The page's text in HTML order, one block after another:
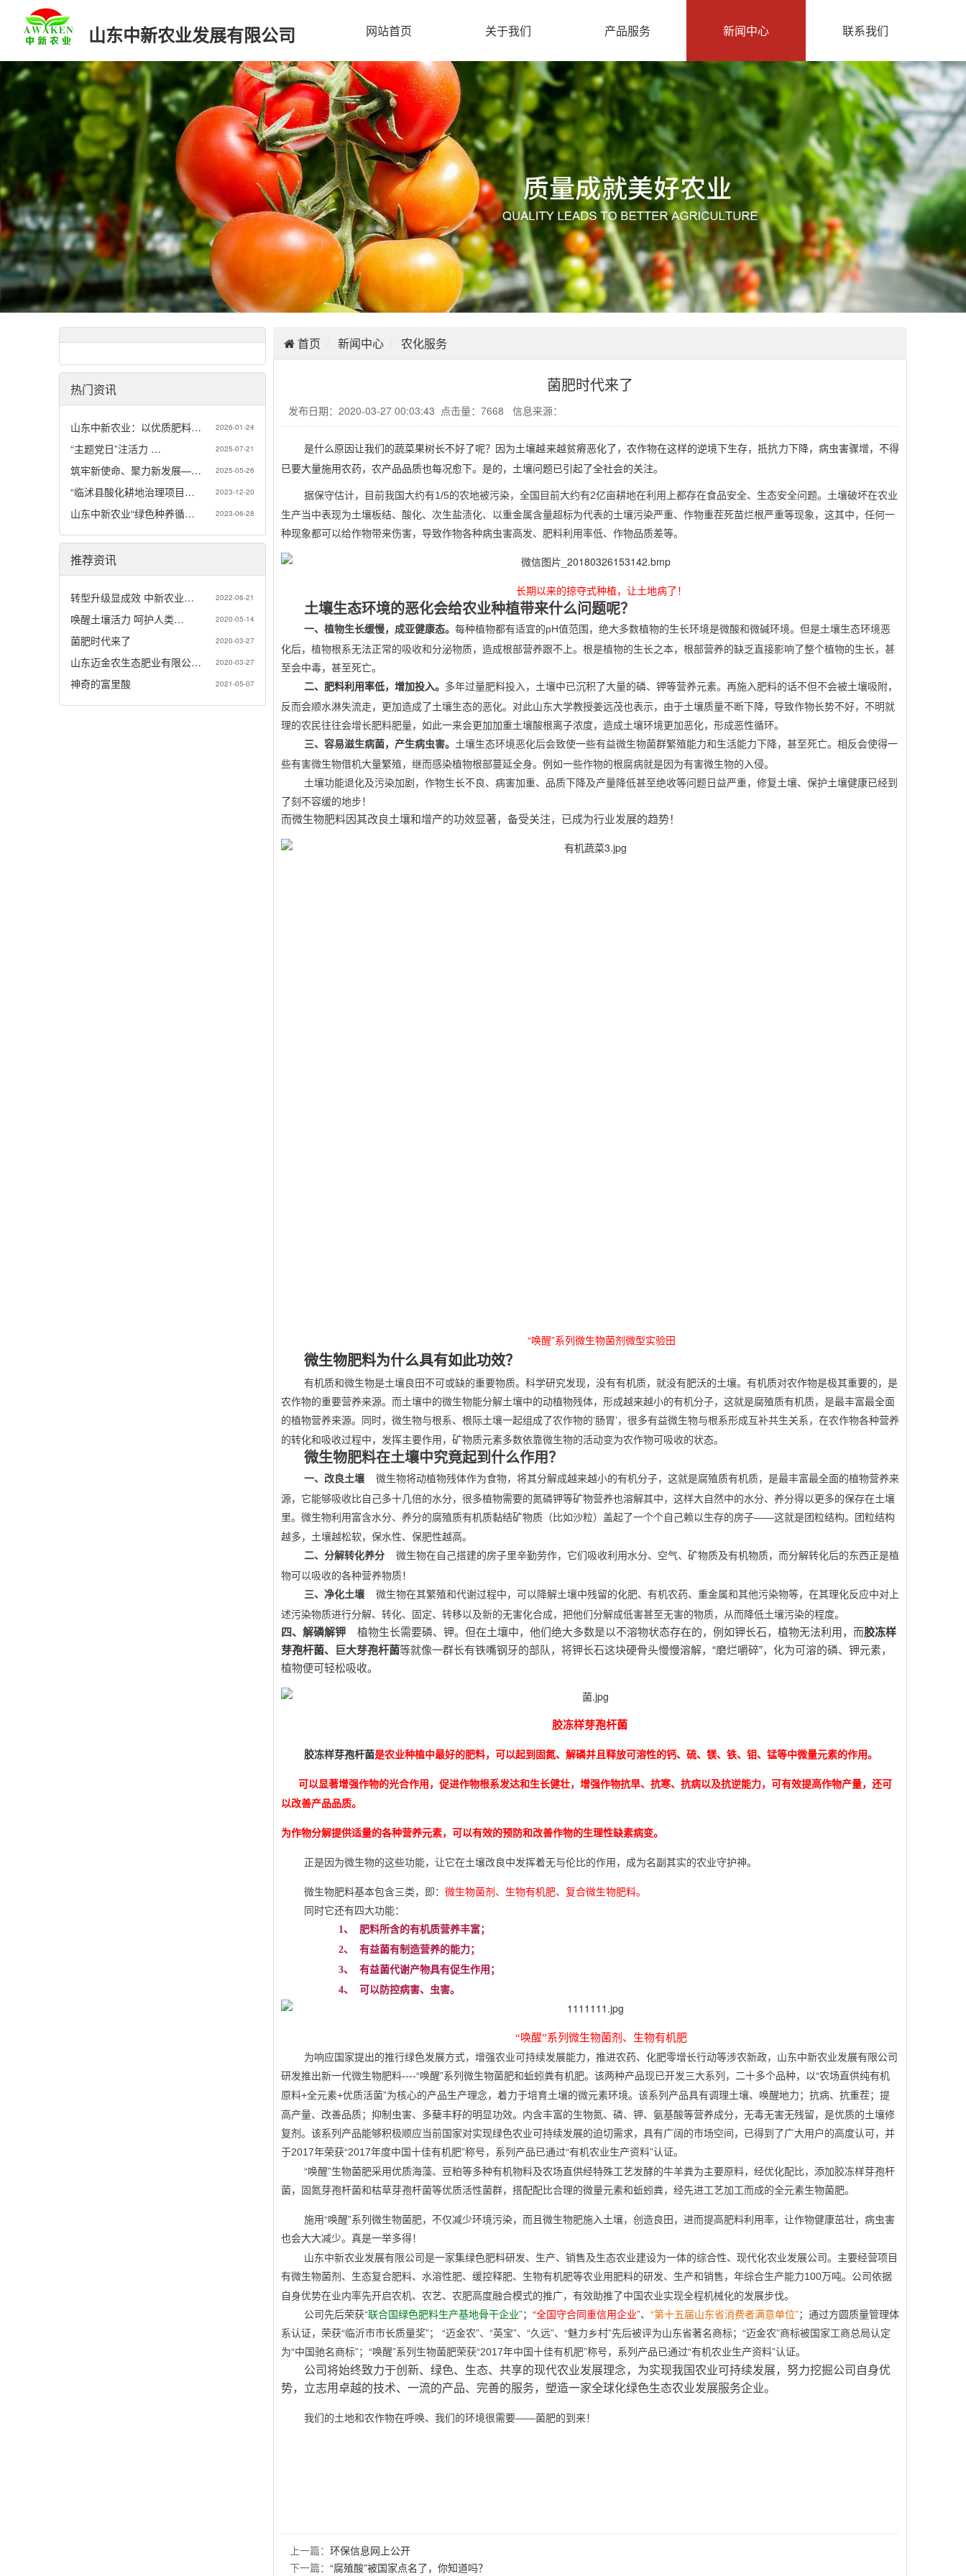
山东中新农业发展有限公司 网站首页 关于我们 产品服务 新闻中心 联系我们
热门资讯
山东中新农业：以优质肥料… 2026-01-24
“主题党日”注活力 … 2025-07-21
筑牢新使命、聚力新发展—… 2025-05-26
“临沭县酸化耕地治理项目… 2023-12-20
山东中新农业“绿色种养循… 2023-06-28
推荐资讯
转型升级显成效 中新农业… 2022-06-21
唤醒土壤活力 呵护人类… 2020-05-14
菌肥时代来了 2020-03-27
山东迈金农生态肥业有限公… 2020-03-27
神奇的富里酸 2021-05-07
首页 新闻中心 农化服务
菌肥时代来了
发布日期：2020-03-27 00:03:43 点击量：7668 信息来源：
是什么原因让我们的蔬菜果树长不好了呢？因为土壤越来越贫瘠恶化了，农作物在这样的逆境下生存，抵抗力下降，病虫害骤增，不得
已要大量施用农药，农产品品质也每况愈下。是的，土壤问题已引起了全社会的关注。
据保守估计，目前我国大约有1/5的农地被污染，全国目前大约有2亿亩耕地在利用上都存在食品安全、生态安全问题。土壤破坏在农业
生产当中表现为土壤板结、酸化、次生盐渍化、以重金属含量超标为代表的土壤污染严重、作物重茬死苗烂根严重等现象，这其中，任何一
种现象都可以给作物带来伤害，导致作物各种病虫害高发、肥料利用率低、作物品质差等。
长期以来的掠夺式种植，让土地病了！
土壤生态环境的恶化会给农业种植带来什么问题呢？
一、植物生长缓慢，成亚健康态。 每种植物都有适宜的pH值范围，绝大多数植物的生长环境是微酸和微碱环境。但是土壤生态环境恶
化后，植物根系无法正常的吸收和分泌物质，造成根部营养跟不上。根是植物的生长之本，根部营养的缺乏直接影响了整个植物的生长，甚
至会中毒，甚至死亡。
二、肥料利用率低，增加投入。 多年过量肥料投入，土壤中已沉积了大量的磷、钾等营养元素。再施入肥料的话不但不会被土壤吸附，
反而会顺水淋失流走，更加造成了土壤生态的恶化。对此山东大学教授姜远茂也表示，由于土壤质量不断下降，导致作物长势不好，不明就
理的农民往往会增长肥料肥量，如此一来会更加加重土壤酸根离子浓度，造成土壤环境更加恶化，形成恶性循环。
三、容易滋生病菌，产生病虫害。 土壤生态环境恶化后会致使一些有益微生物菌群繁殖能力和生活能力下降，甚至死亡。相反会使得一
些有害微生物借机大量繁殖，继而感染植物根部蔓延全身。例如一些作物的根腐病就是因为有害微生物的入侵。
土壤功能退化及污染加剧，作物生长不良、病害加重、品质下降及产量降低甚至绝收等问题日益严重，修复土壤、保护土壤健康已经到
了刻不容缓的地步！
而微生物肥料因其改良土壤和增产的功效显著，备受关注，已成为行业发展的趋势！
“唤醒”系列微生物菌剂微型实验田
微生物肥料为什么具有如此功效？
有机质和微生物是土壤良田不可或缺的重要物质。科学研究发现，没有有机质，就没有肥沃的土壤。有机质对农作物是极其重要的，是
农作物的重要营养来源。而土壤中的微生物能分解土壤中的动植物残体，形成越来越小的有机分子，这就是腐殖质有机质，是最丰富最全面
的植物营养来源。同时，微生物与根系、根际土壤一起组成了农作物的‘肠胃’，很多有益微生物与根系形成互补共生关系，在农作物各种营养
的转化和吸收过程中，发挥主要作用，矿物质元素多数依靠微生物的活动变为农作物可吸收的状态。
微生物肥料在土壤中究竟起到什么作用？
一、改良土壤
微生物将动植物残体作为食物，将其分解成越来越小的有机分子，这就是腐殖质有机质，是最丰富最全面的植物营养来
源，它能够吸收比自己多十几倍的水分，很多植物需要的氮磷钾等矿物营养也溶解其中，这样大自然中的水分、养分得以更多的保存在土壤
里。微生物利用富含水分、养分的腐殖质有机质黏结矿物质（比如沙粒）盖起了一个个自己赖以生存的房子——这就是团粒结构。团粒结构
越多，土壤越松软，保水性、保肥性越高。
二、分解转化养分
微生物在自己搭建的房子里辛勤劳作，它们吸收利用水分、空气、矿物质及有机物质，而分解转化后的东西正是植
物可以吸收的各种营养物质！
三、净化土壤
微生物在其繁殖和代谢过程中，可以降解土壤中残留的化肥、有机农药、重金属和其他污染物等，在其理化反应中对上
述污染物质进行分解、转化、固定、转移以及新的无害化合成，把他们分解成低害甚至无害的物质，从而降低土壤污染的程度。
四、解磷解钾 植物生长需要磷、钾。但在土壤中，他们绝大多数是以不溶物状态存在的，例如钾长石，植物无法利用，而胶冻样
芽孢杆菌、巨大芽孢杆菌等就像一群长有铁嘴钢牙的部队，将钾长石这块硬骨头慢慢溶解， “磨烂嚼碎”，化为可溶的磷、钾元素，
植物便可轻松吸收。
胶冻样芽孢杆菌
胶冻样芽孢杆菌是农业种植中最好的肥料，可以起到固氮、解磷并且释放可溶性的钙、硫、镁、铁、钼、锰等中微量元素的作用。
可以显著增强作物的光合作用，促进作物根系发达和生长健壮，增强作物抗旱、抗寒、抗病以及抗逆能力，可有效提高作物产量，还可
以改善产品品质。
为作物分解提供适量的各种营养元素，可以有效的预防和改善作物的生理性缺素病变。
正是因为微生物的这些功能，让它在土壤改良中发挥着无与伦比的作用，成为名副其实的农业守护神。
微生物肥料基本包含三类，即： 微生物菌剂、生物有机肥、复合微生物肥料。
同时它还有四大功能：
1、
肥料所含的有机质营养丰富；
2、
有益菌有制造营养的能力；
3、
有益菌代谢产物具有促生作用；
4、
可以防控病害、虫害。
“唤醒”系列微生物菌剂、生物有机肥
为响应国家提出的推行绿色发展方式，增强农业可持续发展能力，推进农药、化肥零增长行动等涉农新政，山东中新农业发展有限公司
研发推出新一代微生物肥料----“唤醒”系列微生物菌肥和蚯蚓粪有机肥。该两种产品现已开发三大系列，二十多个品种，以“农场直供纯有机
原料+全元素+优质活菌”为核心的产品生产理念，着力于培育土壤的微元素环境。该系列产品具有调理土壤、唤醒地力；抗病、抗重茬；提
高产量、改善品质；抑制虫害、多蘖丰籽的明显功效。内含丰富的生物氮、磷、钾、氨基酸等营养成分，无毒无害无残留，是优质的土壤修
复剂。该系列产品能够积极顺应当前国家对实现绿色农业可持续发展的迫切需求，具有广阔的市场空间，已得到了广大用户的高度认可，并
于2017年荣获“2017年度中国十佳有机肥”称号，系列产品已通过“有机农业生产资料”认证。
“唤醒”生物菌肥采用优质海藻、豆粕等多种有机物料及农场直供经特殊工艺发酵的牛羊粪为主要原料，经优化配比，添加胶冻样芽孢杆
菌，固氮芽孢杆菌和枯草芽孢杆菌等优质活性菌群，搭配配比合理的微量元素和蚯蚓粪，经先进工艺加工而成的全元素生物菌肥。
施用“唤醒”系列微生物菌肥，不仅减少环境污染，而且微生物肥施入土壤，创造良田，进而提高肥料利用率，让作物健康茁壮，病虫害
也会大大减少。真是一举多得！
山东中新农业发展有限公司是一家集绿色肥料研发、生产、销售及生态农业建设为一体的综合性、现代化农业发展公司。主要经营项目
有微生物菌剂、生态复合肥料、水溶性肥、缓控释肥、生物有机肥等农业用肥料的研发、生产和销售，年综合生产能力100万吨。公司依据
自身优势在业内率先开启农机、农艺、农肥高度融合模式的推广，有效助推了中国农业实现全程机械化的发展步伐。
公司先后荣获“联合国绿色肥料生产基地骨干企业”； “全国守合同重信用企业”、 “第十五届山东省消费者满意单位”；通过方圆质量管理体
系认证，荣获“临沂市市长质量奖”；
“迈金农”、“英宝”、“久远”、“魅力乡村”先后被评为山东省著名商标；“迈金农”商标被国家工商总局认定
为“中国驰名商标”；“唤醒”系列生物菌肥荣获“2017年中国十佳有机肥”称号，系列产品已通过“有机农业生产资料”认证。
公司将始终致力于创新、绿色、生态、共享的现代农业发展理念，为实现我国农业可持续发展，努力挖掘公司自身优
势，立志用卓越的技术、一流的产品、完善的服务，塑造一家全球化绿色生态农业发展服务企业。
我们的土地和农作物在呼唤、我们的环境很需要——菌肥的到来！
上一篇： 环保信息网上公开
下一篇： “腐殖酸”被国家点名了，你知道吗？